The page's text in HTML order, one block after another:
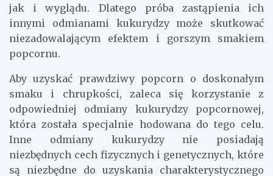
jak i wyglądu. Dlatego próba zastąpienia ich
innymi odmianami kukurydzy może skutkować
niezadowalającym efektem i gorszym smakiem
popcornu.
Aby uzyskać prawdziwy popcorn o doskonałym
smaku i chrupkości, zaleca się korzystanie z
odpowiedniej odmiany kukurydzy popcornowej,
która została specjalnie hodowana do tego celu.
Inne odmiany kukurydzy nie posiadają
niezbędnych cech fizycznych i genetycznych, które
są niezbędne do uzyskania charakterystycznego